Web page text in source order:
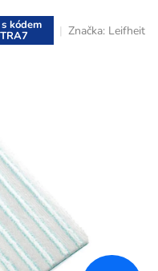
kódem Značka: Leifheit